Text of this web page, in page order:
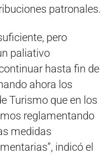
patronales.
pero
paliativo
hasta fin de
ahora los
Turismo que en los
reglamentando
medidas
indicó el